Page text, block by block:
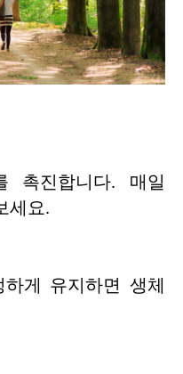
촉진합니다. 매일
세요.
게 유지하면 생체